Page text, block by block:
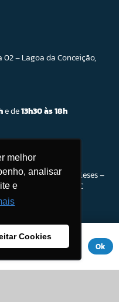
melhor
analisar
e
Cookies
– Lagoa da Conceição,
e de13h30 às 18h
SEBRAE
– Open Shopping Ingleses –
Florianópolis – SC
18h
Se você
ele.Aviso de
Ok